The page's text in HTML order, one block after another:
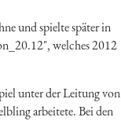
und spielte später in
welches 2012
unter der Leitung von
arbeitete. Bei den